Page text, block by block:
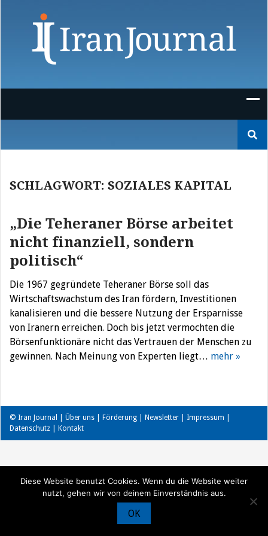
nach:
SCHLAGWORT: SOZIALES KAPITAL
„Die Teheraner Börse arbeitet
nicht finanziell, sondern
politisch“
Die 1967 gegründete Teheraner Börse soll das
Wirtschaftswachstum des Iran fördern, Investitionen
kanalisieren und die bessere Nutzung der Ersparnisse
von Iranern erreichen. Doch bis jetzt vermochten die
Börsenfunktionäre nicht das Vertrauen der Menschen zu
gewinnen. Nach Meinung von Experten liegt… mehr »
© Iran Journal | Über uns Förderung Newsletter Impressum
Datenschutz
Kontakt
Diese Website benutzt Cookies. Wenn du die Website weiter
nutzt, gehen wir von deinem Einverständnis aus.
OK